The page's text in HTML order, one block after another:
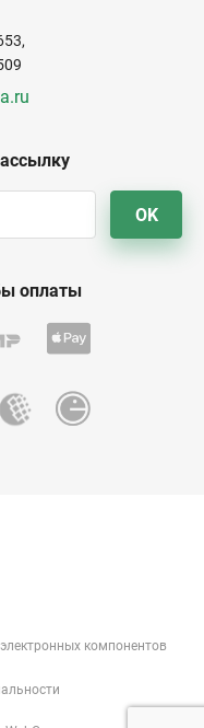
OK
оплаты
компонентов